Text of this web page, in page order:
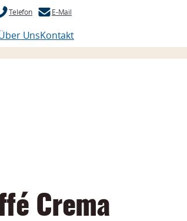
Telefon E-Mail
UnsKontakt
Crema